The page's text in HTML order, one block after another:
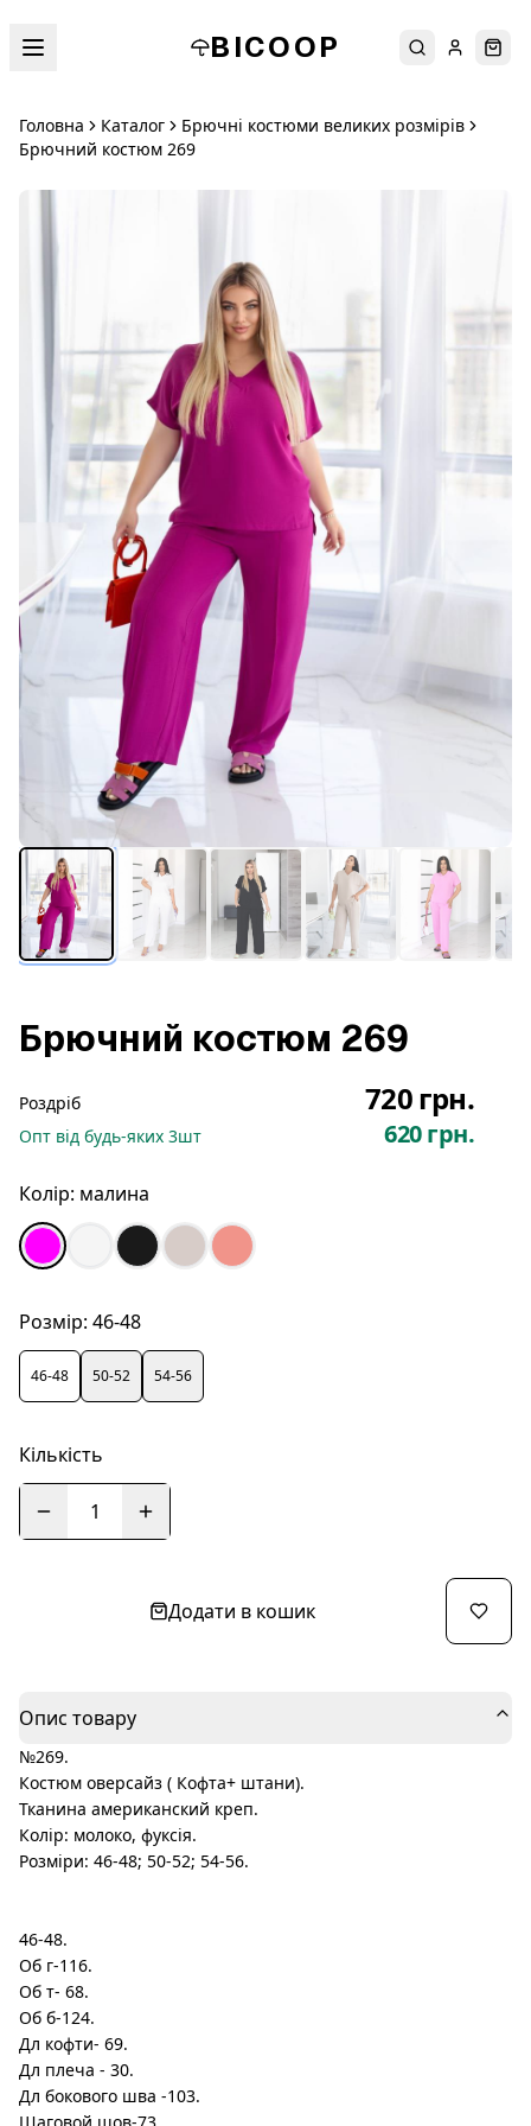
BICOOP ПошукУвійти
Головна Каталог
Брючні костюми великих розмірів
Брючний костюм 269
Брючний костюм 269
Роздріб 720 грн.
Опт від будь-яких 3шт 620 грн.
Колір: малина
Розмір: 46-48
46-48 50-52 54-56
Кількість
1
Додати в кошик
Опис товару
№269.
Костюм оверсайз ( Кофта+ штани).
Тканина американский креп.
Колір: молоко, фуксія.
Розміри: 46-48; 50-52; 54-56.
46-48.
Об г-116.
Об т- 68.
Об б-124.
Дл кофти- 69.
Дл плеча - 30.
Дл бокового шва -103.